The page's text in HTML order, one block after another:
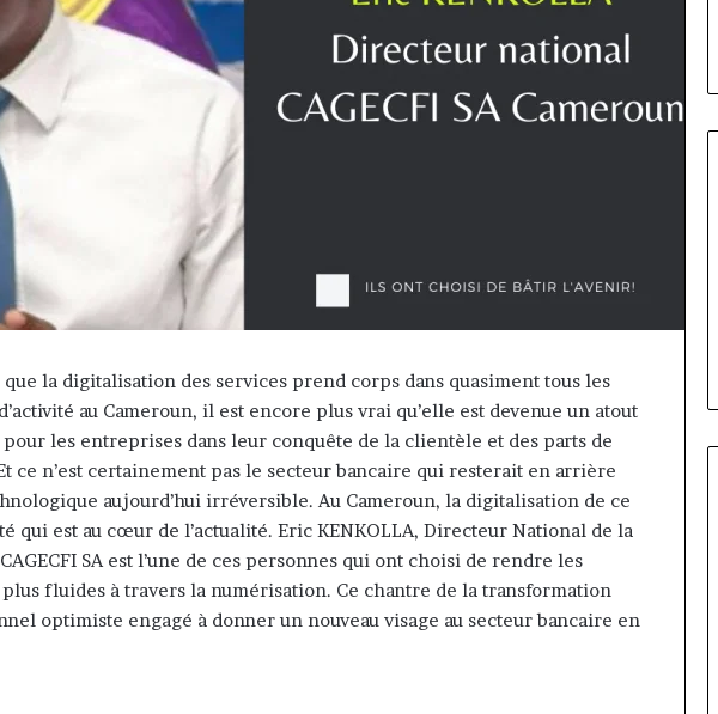
la digitalisation des services prend corps dans quasiment tous les
au Cameroun, il est encore plus vrai qu’elle est devenue un atout
les entreprises dans leur conquête de la clientèle et des parts de
ce n’est certainement pas le secteur bancaire qui resterait en arrière
aujourd’hui irréversible. Au Cameroun, la digitalisation de ce
qui est au cœur de l’actualité. Eric KENKOLLA, Directeur National de la
SA est l’une de ces personnes qui ont choisi de rendre les
fluides à travers la numérisation. Ce chantre de la transformation
optimiste engagé à donner un nouveau visage au secteur bancaire en
Fondation
MTN
Cameroun
Gaëtan
Debuchy
à